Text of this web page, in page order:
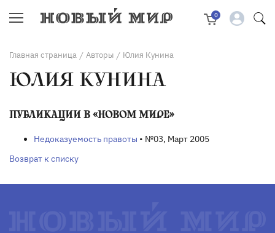
0
Главная страница / Авторы / Юлия Кунина
ЮЛИЯ КУНИНА
ПУБЛИКАЦИИ В «НОВОМ МИРЕ»
Недоказуемость правоты • №03, Март 2005
Возврат к списку